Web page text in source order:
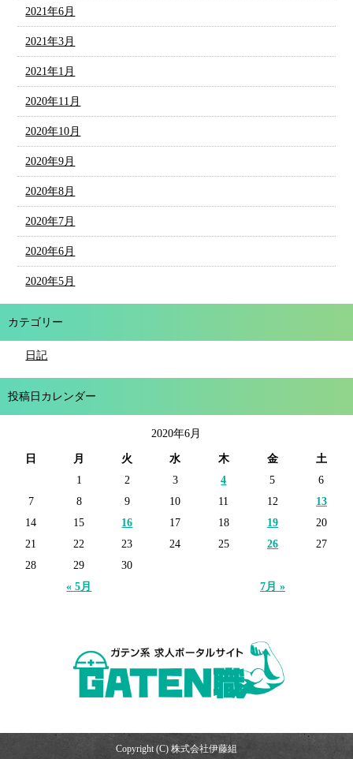
2021年6月
2021年3月
2021年1月
2020年11月
2020年10月
2020年9月
2020年8月
2020年7月
2020年6月
2020年5月
カテゴリー
日記
投稿日カレンダー
2020年6月
日 月 火 水 木 金 土
« 5月 7月 »
1 2 3 4 5
6
7
8 9 10 11 12
13
14
15 16 17 18 19
20
21
22 23 24 25 26
27
28
29 30
Copyright (C) 株式会社伊藤組